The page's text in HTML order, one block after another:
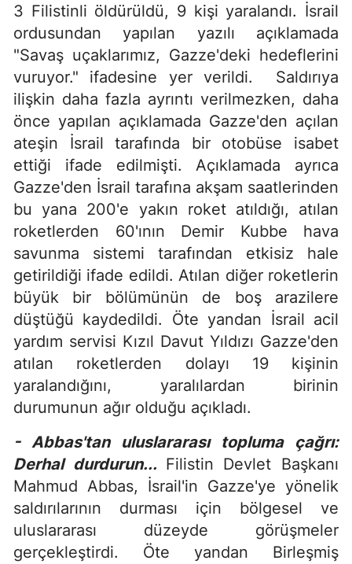
3 Filistinli öldürüldü, 9 kişi yaralandı. İsrail
ordusundan yapılan yazılı açıklamada
"Savaş uçaklarımız, Gazze'deki hedeflerini
vuruyor." ifadesine yer verildi. Saldırıya
ilişkin daha fazla ayrıntı verilmezken, daha
önce yapılan açıklamada Gazze'den açılan
ateşin İsrail tarafında bir otobüse isabet
ettiği ifade edilmişti. Açıklamada ayrıca
Gazze'den İsrail tarafına akşam saatlerinden
bu yana 200'e yakın roket atıldığı, atılan
roketlerden 60'ının Demir Kubbe hava
savunma sistemi tarafından etkisiz hale
getirildiği ifade edildi. Atılan diğer roketlerin
büyük bir bölümünün de boş arazilere
düştüğü kaydedildi. Öte yandan İsrail acil
yardım servisi Kızıl Davut Yıldızı Gazze'den
atılan roketlerden dolayı 19 kişinin
yaralandığını, yaralılardan birinin
durumunun ağır olduğu açıkladı.
- Abbas'tan uluslararası topluma çağrı:
Derhal durdurun... Filistin Devlet Başkanı
Mahmud Abbas, İsrail'in Gazze'ye yönelik
saldırılarının durması için bölgesel ve
uluslararası düzeyde görüşmeler
gerçekleştirdi. Öte yandan Birleşmiş